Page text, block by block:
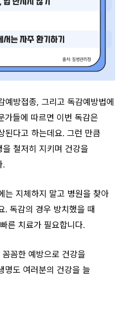
예방접종, 그리고 독감예방법에
가들에 따르면 이번 독감은
된다고 하는데요. 그런 만큼
철저히 지키며 건강을
.
는 지체하지 말고 병원을 찾아
. 독감의 경우 방치했을 때
른 치료가 필요합니다.
꼼한 예방으로 건강을
명도 여러분의 건강을 늘